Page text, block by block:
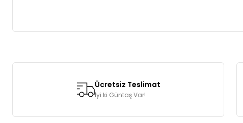
Ürün resmi kalitesiz, bozuk veya görüntülenemiyor.
Ürün açıklamasında eksik bilgiler bulunuyor.
Ürün bilgilerinde hatalar bulunuyor.
Ücretsiz Teslimat
İyi ki Güntaş Var!